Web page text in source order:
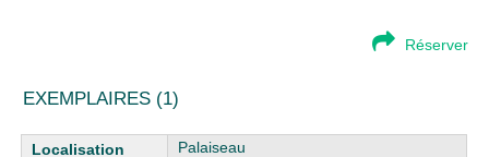
Réserver
EXEMPLAIRES (1)
Liste des exemplaires Palaiseau